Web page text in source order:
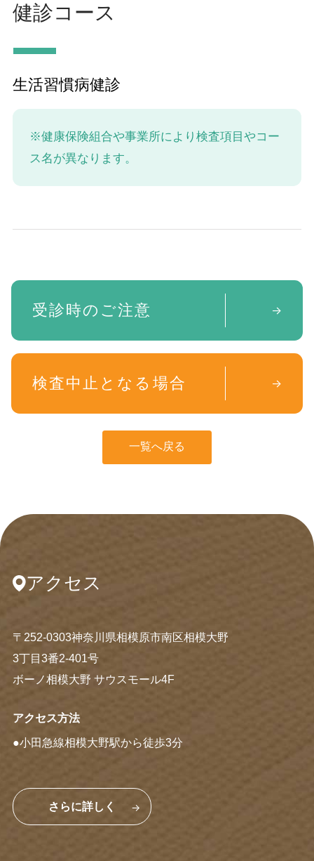
健診コース
生活習慣病健診
※健康保険組合や事業所により検査項目やコー
ス名が異なります。
受診時のご注意 →
検査中止となる場合 →
一覧へ戻る
アクセス
〒252-0303神奈川県相模原市南区相模大野
3丁目3番2-401号
ボーノ相模大野 サウスモール4F
アクセス方法
●小田急線相模大野駅から徒歩3分
さらに詳しく →